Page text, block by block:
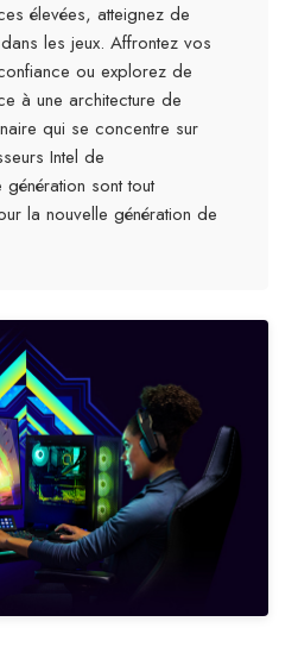
élevées, atteignez de
les jeux. Affrontez vos
ou explorez de
à une architecture de
qui se concentre sur
Intel de
sont tout
la nouvelle génération de